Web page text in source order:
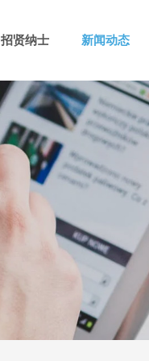
招贤纳士 新闻动态